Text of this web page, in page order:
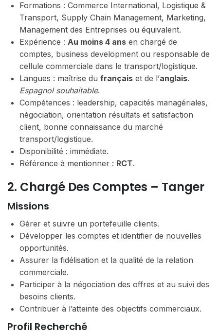
Formations : Commerce International, Logistique &
Transport, Supply Chain Management, Marketing,
Management des Entreprises ou équivalent.
Expérience : Au moins 4 ans en chargé de
comptes, business development ou responsable de
cellule commerciale dans le transport/logistique.
Langues : maîtrise du français et de l’anglais.
Espagnol souhaitable.
Compétences : leadership, capacités managériales,
négociation, orientation résultats et satisfaction
client, bonne connaissance du marché
transport/logistique.
Disponibilité : immédiate.
Référence à mentionner : RCT.
2. Chargé Des Comptes – Tanger
Missions
Gérer et suivre un portefeuille clients.
Développer les comptes et identifier de nouvelles
opportunités.
Assurer la fidélisation et la qualité de la relation
commerciale.
Participer à la négociation des offres et au suivi des
besoins clients.
Contribuer à l’atteinte des objectifs commerciaux.
Profil Recherché